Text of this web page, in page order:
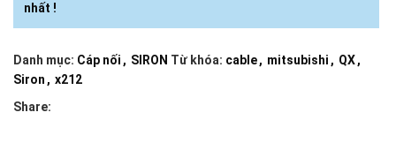
nhất !
Danh mục: Cáp nối , SIRON Từ khóa: cable, mitsubishi , QX,
Siron , x212
Share: